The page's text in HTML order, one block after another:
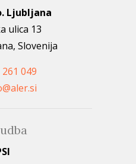
Ljubljana
ulica 13
Slovenija
049